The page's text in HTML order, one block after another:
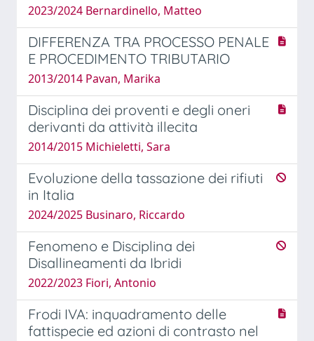
2023/2024 Bernardinello, Matteo
DIFFERENZA TRA PROCESSO PENALE
E PROCEDIMENTO TRIBUTARIO
2013/2014 Pavan, Marika
Disciplina dei proventi e degli oneri
derivanti da attività illecita
2014/2015 Michieletti, Sara
Evoluzione della tassazione dei rifiuti
in Italia
2024/2025 Businaro, Riccardo
Fenomeno e Disciplina dei
Disallineamenti da Ibridi
2022/2023 Fiori, Antonio
Frodi IVA: inquadramento delle
fattispecie ed azioni di contrasto nel